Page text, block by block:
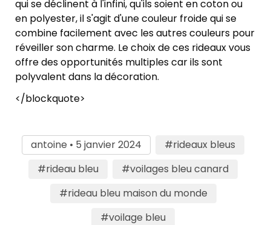
qui se déclinent à l'infini, qu'ils soient en coton ou
en polyester, il s'agit d'une couleur froide qui se
combine facilement avec les autres couleurs pour
réveiller son charme. Le choix de ces rideaux vous
offre des opportunités multiples car ils sont
polyvalent dans la décoration.
</blockquote>
antoine • 5 janvier 2024
#rideaux bleus
#rideau bleu
#voilages bleu canard
#rideau bleu maison du monde
#voilage bleu